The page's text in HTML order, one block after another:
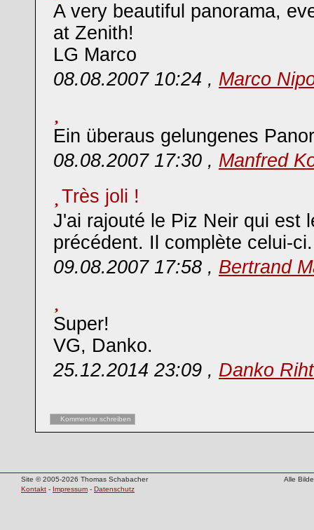
A very beautiful panorama,
at Zenith!
LG Marco
08.08.2007 10:24 , Marco
Ein überaus gelungenes
08.08.2007 17:30 , Manfred
Très joli !
J'ai rajouté le Piz Neir qui est
précédent. Il complète celui-ci.
09.08.2007 17:58 , Bertrand
Super!
VG, Danko.
25.12.2014 23:09 , Danko
Kommentar schreiben
Site © 2005-2026 Thomas Schabacher
Alle
Kontakt - Impressum - Datenschutz